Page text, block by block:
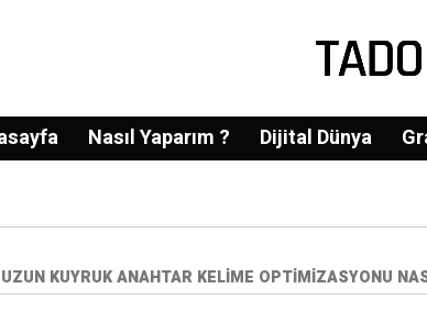
Nasıl Yaparım ? Dijital Dünya
KUYRUK ANAHTAR KELIME OPTIMIZASYONU